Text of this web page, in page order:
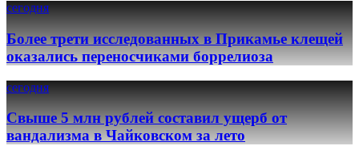
сегодня
Более трети исследованных в Прикамье клещей
оказались переносчиками боррелиоза
сегодня
Свыше 5 млн рублей составил ущерб от
вандализма в Чайковском за лето